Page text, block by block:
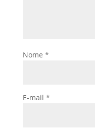
Nome *
E-mail *